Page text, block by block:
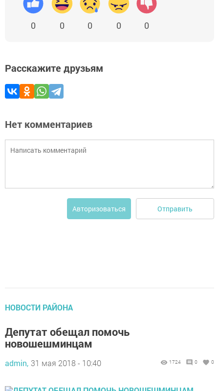
0 0 0 0 0
Расскажите друзьям
Нет комментариев
Авторизоваться Отправить
НОВОСТИ РАЙОНА
Депутат обещал помочь
новошешминцам
admin, 31 мая 2018 - 10:40 1724 0 0